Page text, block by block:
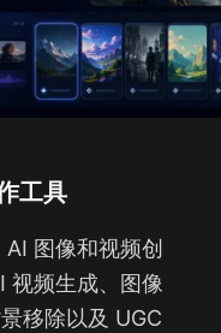
工具
图像和视频创
视频生成、图像
移除以及 UGC